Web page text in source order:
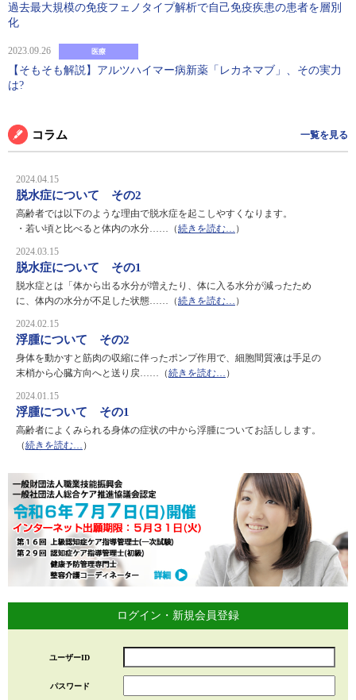
過去最大規模の免疫フェノタイプ解析で自己免疫疾患の患者を層別
化
2023.09.26 医療
【そもそも解説】アルツハイマー病新薬「レカネマブ」、その実力
は?
コラム 一覧を見る
2024.04.15
脱水症について その2
高齢者では以下のような理由で脱水症を起こしやすくなります。
・若い頃と比べると体内の水分……（続きを読む… ）
2024.03.15
脱水症について その1
脱水症とは「体から出る水分が増えたり、体に入る水分が減ったため
に、体内の水分が不足した状態……（続きを読む… ）
2024.02.15
浮腫について その2
身体を動かすと筋肉の収縮に伴ったポンプ作用で、細胞間質液は手足の
末梢から心臓方向へと送り戻……（続きを読む… ）
2024.01.15
浮腫について その1
高齢者によくみられる身体の症状の中から浮腫についてお話しします。
（続きを読む… ）
ログイン・新規会員登録
ユーザーID
パスワード